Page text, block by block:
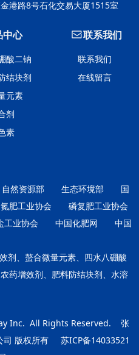
酸二钠
结块剂
元素
剂
素
中心
联系我们
在线留言
ꂘ联系我们
港路8号石化交易大厦1515室
自然资源部 生态环境部
国
氮肥工业协会
磷复肥工业协会
工业协会 中国化肥网
中国
剂、螯合微量元素、四水八硼酸
药增效剂、肥料防结块剂、水溶
Inc. All Rights Reserved. 张
司 版权所有 苏ICP备14033521